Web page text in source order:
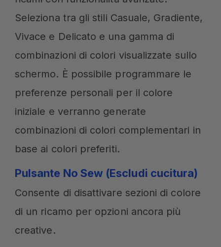
Seleziona tra gli stili Casuale, Gradiente,
Vivace e Delicato e una gamma di
combinazioni di colori visualizzate sullo
schermo. È possibile programmare le
preferenze personali per il colore
iniziale e verranno generate
combinazioni di colori complementari in
base ai colori preferiti.
Pulsante No Sew (Escludi cucitura)
Consente di disattivare sezioni di colore
di un ricamo per opzioni ancora più
creative.